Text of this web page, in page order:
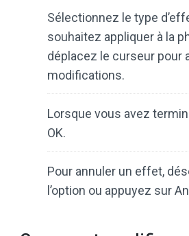
Sélectionnez le type
souhaitez appliquer à la
déplacez le curseur pour
modifications.
Lorsque vous avez
OK.
Pour annuler un effet,
l’option ou appuyez sur